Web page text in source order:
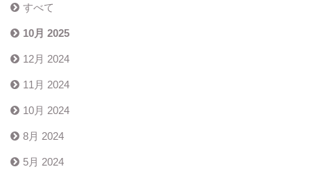
すべて
10月 2025
12月 2024
11月 2024
10月 2024
8月 2024
5月 2024